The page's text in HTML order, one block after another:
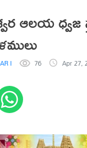
ఆలయ ధ్వజ
REDDY 76 Apr 27,